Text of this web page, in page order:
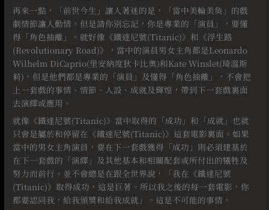
再來一點，「前世今生」讓人著迷的是，「當中美輪美奐」的戲
劇情節讓人動情。但是請你別忘記，你是專業的「演員」，要懂
得「角色抽離」。就好像《鐵達尼號(Titanic)》和《浮生路
(Revolutionary Road)》，當中的演員男女主角都是Leonardo
Wilhelm DiCaprio(里安納度狄卡比奧)和Kate Winslet(琦溫斯
莉)，但是他們都是專業的「演員」及懂得「角色抽離」，不會把
上一套戲的事情、情節、人設、成就及輝煌，帶到下一套戲裏面
去演繹或應用。
就像《鐵達尼號(Titanic)》當中取得的「成功」和「成就」也就
只會是屬於和停留在《鐵達尼號(Titanic)》這套電影裏面。如果
當中的男女主角演員，要在下一套戲獲得「成功」則必須建基於
在下一套戲的「演繹」及其他基本和相關配套或所付出的犧牲及
努力而前行。並不會總是在跟全世界說，「我在《鐵達尼號
(Titanic)》取得成功，這是巨著。所以我之後的每一套電影，你
都要認同我，給我頒獎和給我成就」。這是不可能的事情。